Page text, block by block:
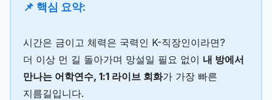
📌 핵심 요약:
시간은 금이고 체력은 국력인 K-직장인이라면?
더 이상 먼 길 돌아가며 망설일 필요 없이 내 방에서
만나는 어학연수, 1:1 라이브 회화가 가장 빠른
지름길입니다.